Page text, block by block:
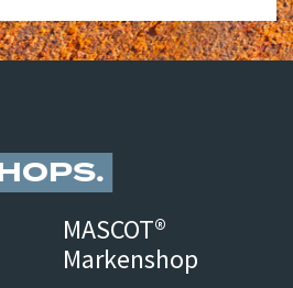
MASCOT®
Markenshop